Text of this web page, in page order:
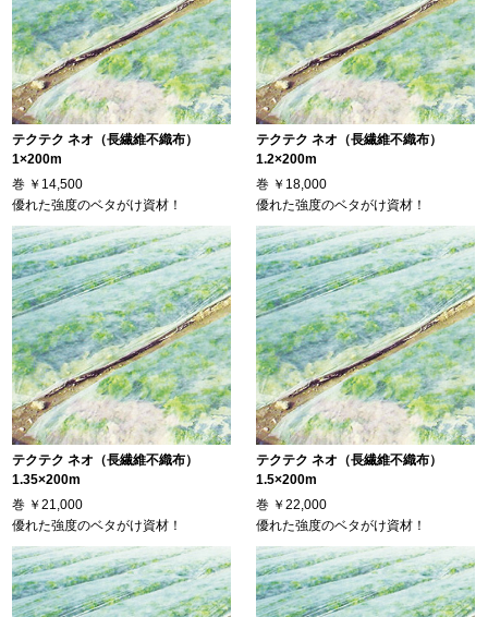
テクテク ネオ（長繊維不織布）
1×200m
巻 ￥14,500
優れた強度のベタがけ資材！
テクテク ネオ（長繊維不織布）
1.2×200m
巻 ￥18,000
優れた強度のベタがけ資材！
テクテク ネオ（長繊維不織布）
1.35×200m
巻 ￥21,000
優れた強度のベタがけ資材！
テクテク ネオ（長繊維不織布）
1.5×200m
巻 ￥22,000
優れた強度のベタがけ資材！